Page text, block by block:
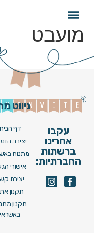
עדן בן
מועבט
עקבו
אחרינו
ברשתות
החברתיות:
ניווט
דף הבית
יצירת
מתנות
אישורי
יצירת
תקנון
תקנון
באשראי